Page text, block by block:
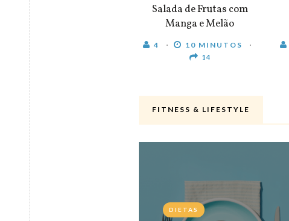
Salada de Frutas com
Manga e Melão
4 10 MINUTOS
14
FITNESS & LIFESTYLE
DIETAS